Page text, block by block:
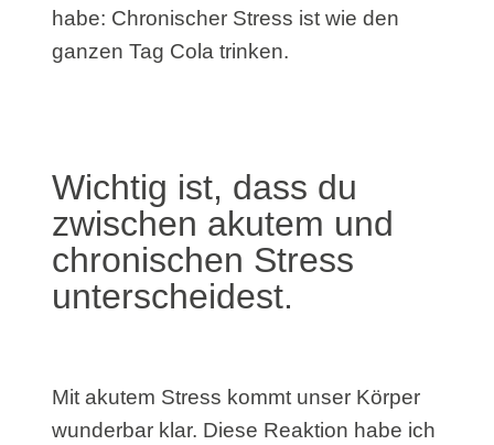
habe: Chronischer Stress ist wie den
ganzen Tag Cola trinken.
Wichtig ist, dass du
zwischen akutem und
chronischen Stress
unterscheidest.
Mit akutem Stress kommt unser Körper
wunderbar klar. Diese Reaktion habe ich